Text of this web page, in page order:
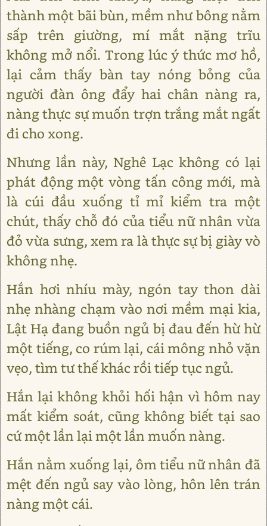
thành một bãi bùn, mềm như bông nằm
sấp trên giường, mí mắt nặng trĩu
không mở nổi. Trong lúc ý thức mơ hồ,
lại cảm thấy bàn tay nóng bỏng của
người đàn ông đẩy hai chân nàng ra,
nàng thực sự muốn trợn trắng mắt ngất
đi cho xong.
Nhưng lần này, Nghê Lạc không có lại
phát động một vòng tấn công mới, mà
là cúi đầu xuống tỉ mỉ kiểm tra một
chút, thấy chỗ đó của tiểu nữ nhân vừa
đỏ vừa sưng, xem ra là thực sự bị giày vò
không nhẹ.
Hắn hơi nhíu mày, ngón tay thon dài
nhẹ nhàng chạm vào nơi mềm mại kia,
Lật Hạ đang buồn ngủ bị đau đến hừ hừ
một tiếng, co rúm lại, cái mông nhỏ vặn
vẹo, tìm tư thế khác rồi tiếp tục ngủ.
Hắn lại không khỏi hối hận vì hôm nay
mất kiểm soát, cũng không biết tại sao
cứ một lần lại một lần muốn nàng.
Hắn nằm xuống lại, ôm tiểu nữ nhân đã
mệt đến ngủ say vào lòng, hôn lên trán
nàng một cái.